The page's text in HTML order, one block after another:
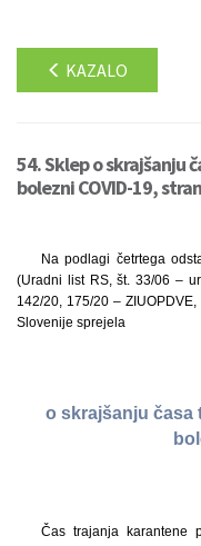
KAZALO
54. Sklep o skrajšanju
bolezni COVID-19,
Na podlagi četrtega
(Uradni list RS, št. 33/06 –
142/20, 175/20 –
Slovenije sprejela
o skrajšanju časa
Čas trajanja karantene